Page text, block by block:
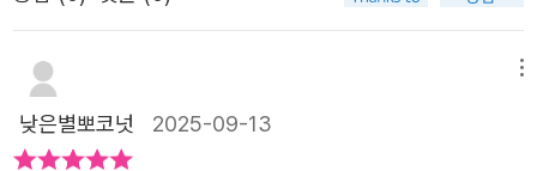
더 있을 것 같은데 끝나버린게 속상하기도 했다. 그래서 다
음 이야기도 있었으면.. 하고 바라게 된다. 가능하면 한 번 더
인간을 찾을 수밖에 없지. 그렇게 사는 법밖에 모르니까. 놔
잡혀 쓸데없이 시간과 감정을 낭비하는 것뿐이야. 요새는 인
간들이 귀들보다 더 약았어. 못됐고.' (43p) 정말 인간들이
제일 못된 것 같아요. 탐욕에 눈이 멀어 인간으로서 하지 말
신. 어둠을 쫓는 달📚 많.관.부 :)#불량여신어둠을쫓는달 #
박에스더작가 #판타지소설추천 #K오컬트판타지 #한국판
타지 #독서스타그램 #북리뷰 #학부모독서 #책추천#네오
픽션 #불량여신 #박에스더 #도서추천
떨어진 달의 여신,그리고 그녀의 곁을 지키는 산신을 잃은
가족으로 재탄생한 이들이모두를 암흑으로 몰고 갈 어둠의
위기 앞에서악귀 사냥을 시작했다!박에스더 작가의 신작 〈불
량 여신〉이다.케이팝 데몬 헌터스의 성공과 더불어'한국적인
낮은별뽀코넛 2025-09-13